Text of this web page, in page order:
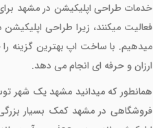
خدمات طراحی اپلیکیشن در مشهد
ارزان و حرفه ای انجام می دهد.
فروشگاهی در مشهد کمک بسیار